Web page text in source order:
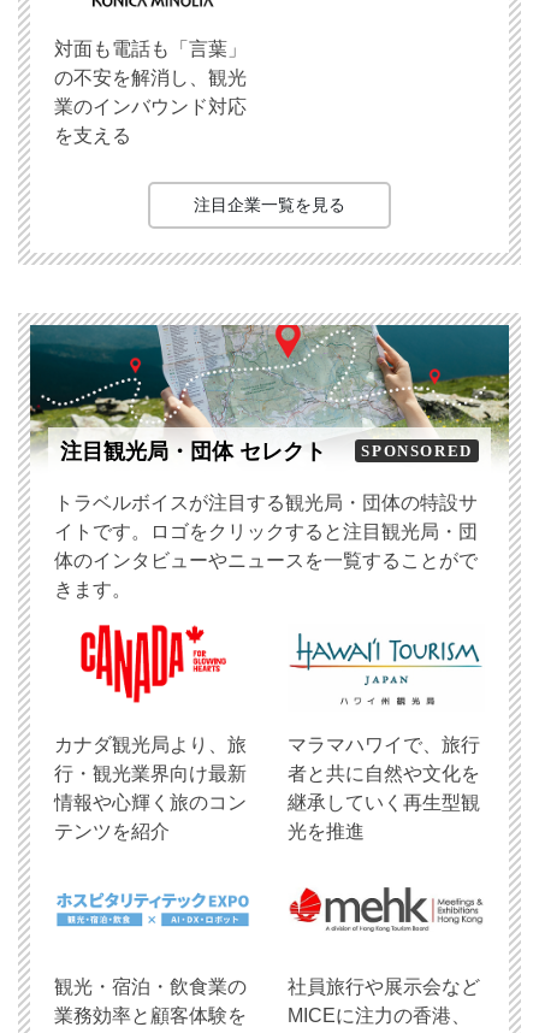
対面も電話も「言葉」
の不安を解消し、観光
業のインバウンド対応
を支える
注目企業一覧を見る
注目観光局・団体 セレクト SPONSORED
トラベルボイスが注目する観光局・団体の特設サ
イトです。ロゴをクリックすると注目観光局・団
体のインタビューやニュースを一覧することがで
きます。
​カナダ観光局より、旅
行・観光業界向け最新
情報や心輝く旅のコン
テンツを紹介
マラマハワイで、旅行
者と共に自然や文化を
継承していく再生型観
光を推進
観光・宿泊・飲食業の
業務効率と顧客体験を
社員旅行や展示会など
MICEに注力の香港、